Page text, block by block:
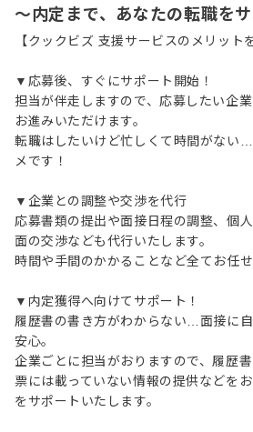
～内定まで、あなたの転職を
【クックビズ 支援サービスのメリット
▼応募後、すぐにサポート開始！
担当が伴走しますので、応募したい企
お進みいただけます。
転職はしたいけど忙しくて時間がない
メです！
▼企業との調整や交渉を代行
応募書類の提出や面接日程の調整、個
面の交渉なども代行いたします。
時間や手間のかかることなど全てお任せ
▼内定獲得へ向けてサポート！
履歴書の書き方がわからない…面接に
安心。
企業ごとに担当がおりますので、履歴
票には載っていない情報の提供などを
をサポートいたします。